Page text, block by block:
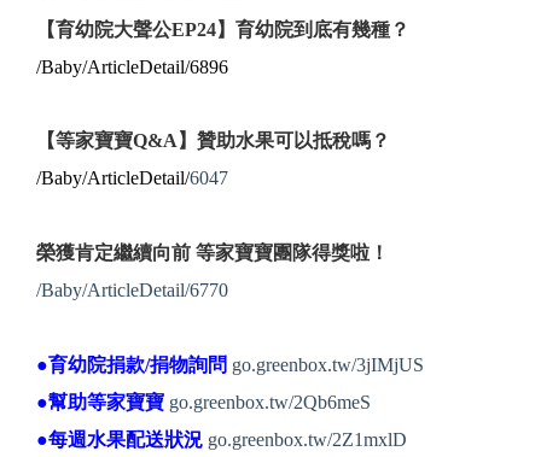
【育幼院大聲公EP24】育幼院到底有幾種？
/Baby/ArticleDetail/6896
【等家寶寶Q&A】贊助水果可以抵稅嗎？
/Baby/ArticleDetail/6047
榮獲肯定繼續向前 等家寶寶團隊得獎啦！
/Baby/ArticleDetail/6770
●育幼院捐款/捐物詢問 go.greenbox.tw/3jIMjUS
●幫助等家寶寶 go.greenbox.tw/2Qb6meS
●每週水果配送狀況 go.greenbox.tw/2Z1mxlD